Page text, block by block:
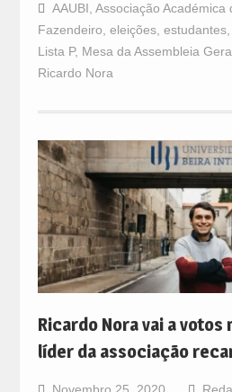
AAUBI, Associação Académica
Fazendeiro, eleições, estudantes,
Lista P, Mesa da Assembleia
Ricardo Nora
Ricardo Nora vai a votos
líder da associação